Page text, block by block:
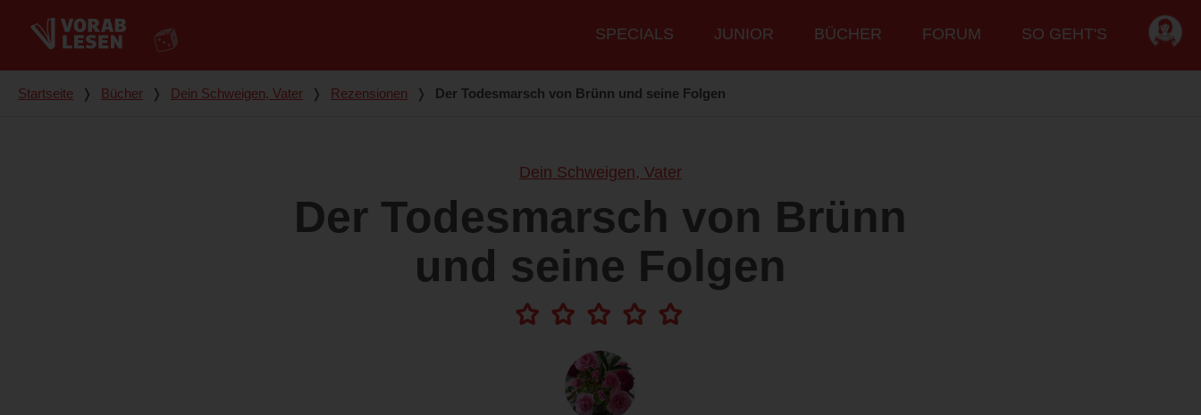
Hauptmenü
SPECIALS JUNIOR BÜCHER FORUM SO GEHT'S
Du bist hier
Startseite ❭ Bücher ❭ Dein Schweigen, Vater ❭ Rezensionen ❭ Der Todesmarsch von Brünn und seine Folgen
Dein Schweigen, Vater
Der Todesmarsch von Brünn
und seine Folgen